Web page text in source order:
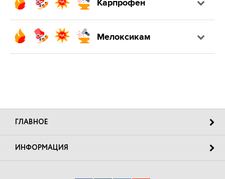
Карпрофен
Мелоксикам
ГЛАВНОЕ
ИНФОРМАЦИЯ